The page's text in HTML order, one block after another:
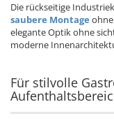
Die rückseitige
saubere Montage
elegante Optik ohne
moderne
Für stilvolle